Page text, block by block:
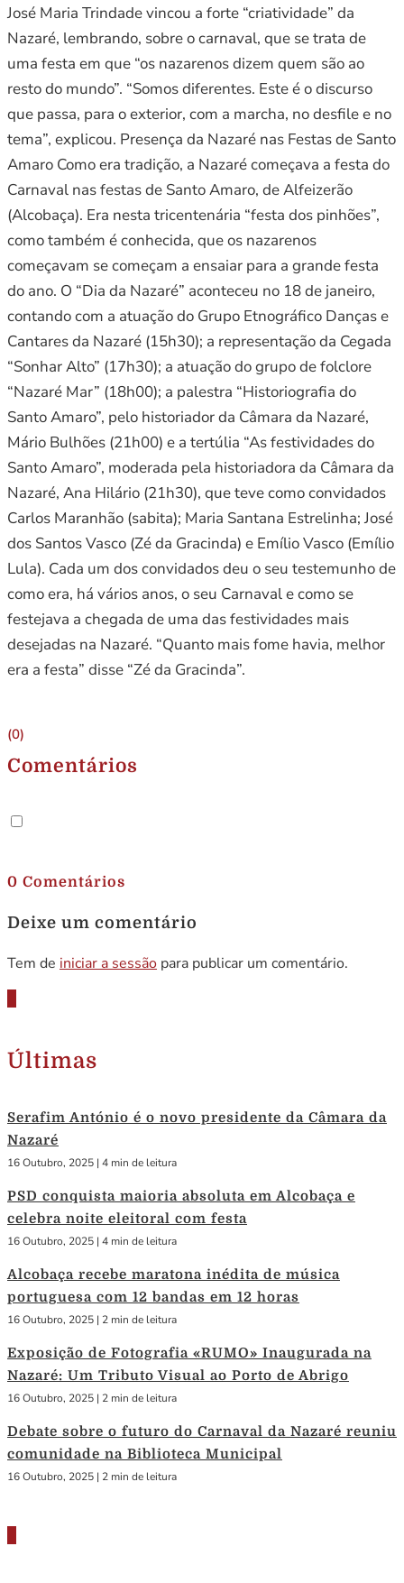
José Maria Trindade vincou a forte “criatividade” da
Nazaré, lembrando, sobre o carnaval, que se trata de
uma festa em que “os nazarenos dizem quem são ao
resto do mundo”. “Somos diferentes. Este é o discurso
que passa, para o exterior, com a marcha, no desfile e no
tema”, explicou. Presença da Nazaré nas Festas de Santo
Amaro Como era tradição, a Nazaré começava a festa do
Carnaval nas festas de Santo Amaro, de Alfeizerão
(Alcobaça). Era nesta tricentenária “festa dos pinhões”,
como também é conhecida, que os nazarenos
começavam se começam a ensaiar para a grande festa
do ano. O “Dia da Nazaré” aconteceu no 18 de janeiro,
contando com a atuação do Grupo Etnográfico Danças e
Cantares da Nazaré (15h30); a representação da Cegada
“Sonhar Alto” (17h30); a atuação do grupo de folclore
“Nazaré Mar” (18h00); a palestra “Historiografia do
Santo Amaro”, pelo historiador da Câmara da Nazaré,
Mário Bulhões (21h00) e a tertúlia “As festividades do
Santo Amaro”, moderada pela historiadora da Câmara da
Nazaré, Ana Hilário (21h30), que teve como convidados
Carlos Maranhão (sabita); Maria Santana Estrelinha; José
dos Santos Vasco (Zé da Gracinda) e Emílio Vasco (Emílio
Lula). Cada um dos convidados deu o seu testemunho de
como era, há vários anos, o seu Carnaval e como se
festejava a chegada de uma das festividades mais
desejadas na Nazaré. “Quanto mais fome havia, melhor
era a festa” disse “Zé da Gracinda”.
(0)
Comentários
0 Comentários
Deixe um comentário
Tem de iniciar a sessão para publicar um comentário.
Últimas
Serafim António é o novo presidente da Câmara da
Nazaré
16 Outubro, 2025 | 4 min de leitura
PSD conquista maioria absoluta em Alcobaça e
celebra noite eleitoral com festa
16 Outubro, 2025 | 4 min de leitura
Alcobaça recebe maratona inédita de música
portuguesa com 12 bandas em 12 horas
16 Outubro, 2025 | 2 min de leitura
Exposição de Fotografia «RUMO» Inaugurada na
Nazaré: Um Tributo Visual ao Porto de Abrigo
16 Outubro, 2025 | 2 min de leitura
Debate sobre o futuro do Carnaval da Nazaré reuniu
comunidade na Biblioteca Municipal
16 Outubro, 2025 | 2 min de leitura